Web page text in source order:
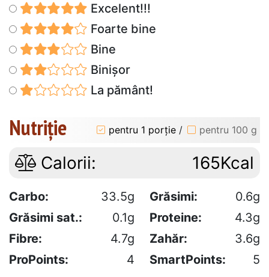
Excelent!!!
Foarte bine
Bine
Binișor
La pământ!
Nutriție pentru 1 porție / pentru 100 g
Calorii: 165Kcal
Carbo: 33.5g Grăsimi:
0.6g
Grăsimi sat.:
0.1g Proteine:
4.3g
Fibre:
4.7g Zahăr:
3.6g
ProPoints:
4 SmartPoints: 5